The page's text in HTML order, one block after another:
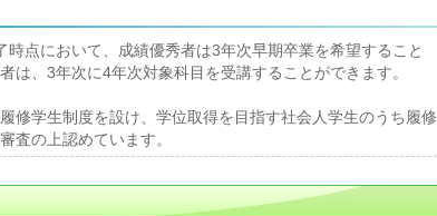
点において、成績優秀者は3年次早期卒業を希望すること
は、3年次に4年次対象科目を受講することができます。
修学生制度を設け、学位取得を目指す社会人学生のうち履修
査の上認めています。